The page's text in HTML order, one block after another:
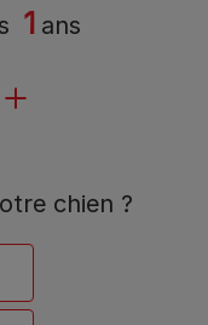
1 ans
chien ?